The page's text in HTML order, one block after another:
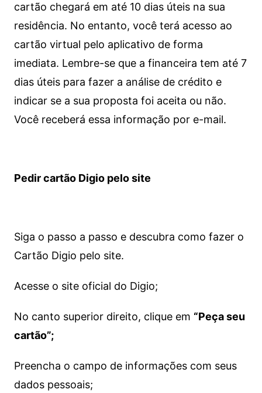
cartão chegará em até 10 dias úteis na sua
residência. No entanto, você terá acesso ao
cartão virtual pelo aplicativo de forma
imediata. Lembre-se que a financeira tem até 7
dias úteis para fazer a análise de crédito e
indicar se a sua proposta foi aceita ou não.
Você receberá essa informação por e-mail.
Pedir cartão Digio pelo site
Siga o passo a passo e descubra como fazer o
Cartão Digio pelo site.
Acesse o site oficial do Digio;
No canto superior direito, clique em “Peça seu
cartão”;
Preencha o campo de informações com seus
dados pessoais;